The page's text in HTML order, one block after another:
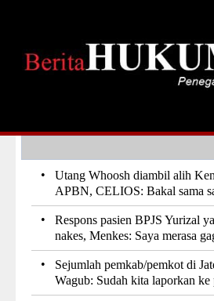
•
Utang Whoosh diambil alih
APBN, CELIOS: Bakal sama
•
Respons pasien BPJS Yurizal
nakes, Menkes: Saya merasa
•
Sejumlah pemkab/pemkot di
Wagub: Sudah kita laporkan ke